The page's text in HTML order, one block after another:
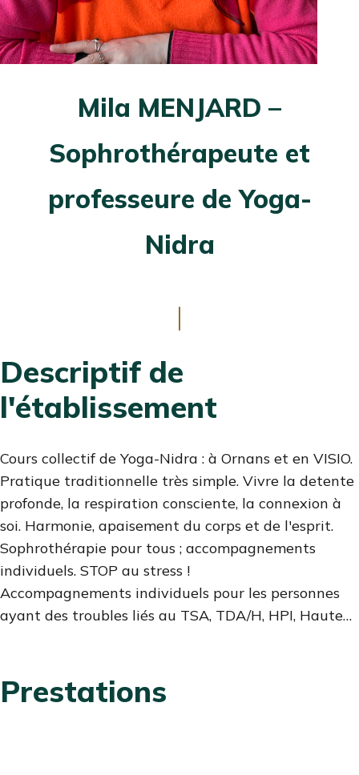
Mila MENJARD –
Sophrothérapeute et
professeure de Yoga-
Nidra
CONTENU
Descriptif de
l'établissement
Cours collectif de Yoga-Nidra : à Ornans et en VISIO.
Pratique traditionnelle très simple. Vivre la detente
profonde, la respiration consciente, la connexion à
soi. Harmonie, apaisement du corps et de l'esprit.
Sophrothérapie pour tous ; accompagnements
individuels. STOP au stress !
Accompagnements individuels pour les personnes
ayant des troubles liés au TSA, TDA/H, HPI, Haute
confiance en soi, connaissance de ses potentiels.
Prestations